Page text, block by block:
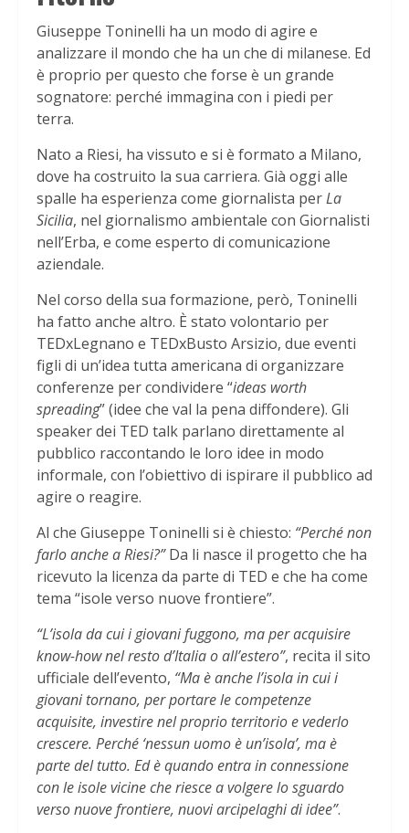
Giuseppe Toninelli ha un modo di agire e
analizzare il mondo che ha un che di milanese. Ed
è proprio per questo che forse è un grande
sognatore: perché immagina con i piedi per
terra.
Nato a Riesi, ha vissuto e si è formato a Milano,
dove ha costruito la sua carriera. Già oggi alle
spalle ha esperienza come giornalista perLa
Sicilia, nel giornalismo ambientale con Giornalisti
nell’Erba, e come esperto di comunicazione
aziendale.
Nel corso della sua formazione, però, Toninelli
ha fatto anche altro. È stato volontario per
TEDxLegnano e TEDxBusto Arsizio, due eventi
figli di un’idea tutta americana di organizzare
conferenze per condividere “ideas worth
spreading” (idee che val la pena diffondere). Gli
speaker dei TED talk parlano direttamente al
pubblico raccontando le loro idee in modo
informale, con l’obiettivo di ispirare il pubblico ad
agire o reagire.
Al che Giuseppe Toninelli si è chiesto: “Perché non
farlo anche a Riesi?”Da li nasce il progetto che ha
ricevuto la licenza da parte di TED e che ha come
tema “isole verso nuove frontiere”.
“L’isola da cui i giovani fuggono, ma per acquisire
know-how nel resto d’Italia o all’estero”, recita il sito
ufficiale dell’evento, “Ma è anche l’isola in cui i
giovani tornano, per portare le competenze
acquisite, investire nel proprio territorio e vederlo
crescere. Perché ‘nessun uomo è un’isola’, ma è
parte del tutto. Ed è quando entra in connessione
con le isole vicine che riesce a volgere lo sguardo
verso nuove frontiere, nuovi arcipelaghi di idee”.